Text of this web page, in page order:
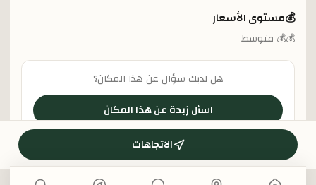
💰مستوى الأسعار
💰💰 متوسط
هل لديك سؤال عن هذا المكان؟
اسأل زبدة عن هذا المكان
الاتجاهات